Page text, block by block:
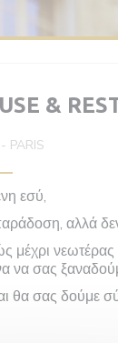
&
- PARIS
εσύ,
αλλά δεν
νεωτέρας
να σας
θα σας δούμε